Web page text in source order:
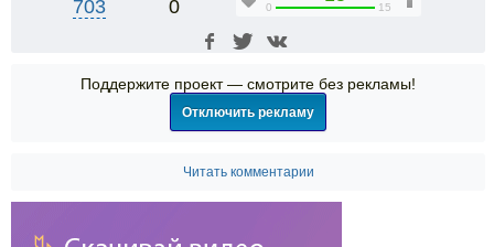
703 0 0 15
Поддержите проект — смотрите без рекламы!
Отключить рекламу
Читать комментарии